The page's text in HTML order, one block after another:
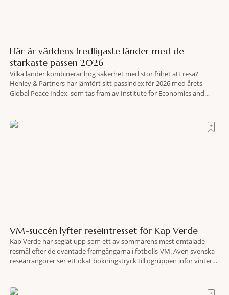
Här är världens fredligaste länder med de
starkaste passen 2026
Vilka länder kombinerar hög säkerhet med stor frihet att resa?
Henley & Partners har jämfört sitt passindex för 2026 med årets
Global Peace Index, som tas fram av Institute for Economics and
VM-succén lyfter reseintresset för Kap Verde
Kap Verde har seglat upp som ett av sommarens mest omtalade
resmål efter de oväntade framgångarna i fotbolls-VM. Även svenska
researrangörer ser ett ökat bokningstryck till ögruppen inför vintern.
motsvarande vecka i